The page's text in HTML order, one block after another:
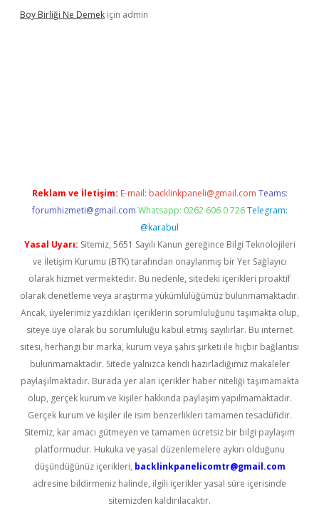
Boy Birliği Ne Demek için admin
Reklam ve İletişim: E-mail: backlinkpaneli@gmail.com Teams:
forumhizmeti@gmail.com Whatsapp: 0262 606 0 726 Telegram:
@karabul
Yasal Uyarı: Sitemiz, 5651 Sayılı Kanun gereğince Bilgi Teknolojileri
ve İletişim Kurumu (BTK) tarafından onaylanmış bir Yer Sağlayıcı
olarak hizmet vermektedir. Bu nedenle, sitedeki içerikleri proaktif
olarak denetleme veya araştırma yükümlülüğümüz bulunmamaktadır.
Ancak, üyelerimiz yazdıkları içeriklerin sorumluluğunu taşımakta olup,
siteye üye olarak bu sorumluluğu kabul etmiş sayılırlar. Bu internet
sitesi, herhangi bir marka, kurum veya şahıs şirketi ile hiçbir bağlantısı
bulunmamaktadır. Sitede yalnızca kendi hazırladığımız makaleler
paylaşılmaktadır. Burada yer alan içerikler haber niteliği taşımamakta
olup, gerçek kurum ve kişiler hakkında paylaşım yapılmamaktadır.
Gerçek kurum ve kişiler ile isim benzerlikleri tamamen tesadüfidir.
Sitemiz, kar amacı gütmeyen ve tamamen ücretsiz bir bilgi paylaşım
platformudur. Hukuka ve yasal düzenlemelere aykırı olduğunu
düşündüğünüz içerikleri, backlinkpanelicomtr@gmail.com
adresine bildirmeniz halinde, ilgili içerikler yasal süre içerisinde
sitemizden kaldırılacaktır.